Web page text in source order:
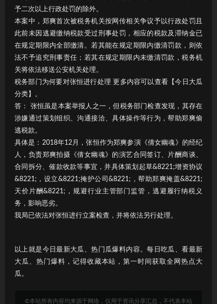
予二次以上行政处罚的除外。
本案中，郑爽首次被税务机关按网传相关争议予以行政处罚且
此前未因逃避缴纳税款受过刑事处罚，相应的税款及滞纳金已
在规定期限内全部缴清。若其能在规定期限内缴清罚款，则依
法不予追究刑事责任；若其在规定期限内未缴清罚款，税务机
关将依法移送公安机关处理。
税务部门为何要对张恒进行处理 更多内容可以查看【今日大瓜
分类】。
答： 张恒虽是本案举报人之一，但税务部门检查发现，其存在
涉嫌通过策划组织、沟通接洽、具体操作等行为，帮助郑爽偷
逃税款。
具体是：2018年12月，张恒作为郑爽参演《倩女幽魂》的经纪
人，负责郑爽拍摄《倩女幽魂》的演艺合同签订、片酬商谈、
合同拆分、催款收款等事宜，并具体策划起草&8221;增资协议
&8221;，设立&8221;掩护公司&8221;，帮助郑爽掩盖&8221;
天价片酬&8221;，规避行业主管部门监管，逃避履行纳税义
务，影响恶劣。
我局已依法对张恒进行立案检查，并将依法另行处理。
以上就是今日最新大瓜、热门瓜爆料内容。每日吃瓜、看最新
大瓜、热门爆料，记得收藏本站，第一时间获取全网热点大
瓜。
©本站所有内容均来源于网络，仅用于资讯分享汇总，不代表本站